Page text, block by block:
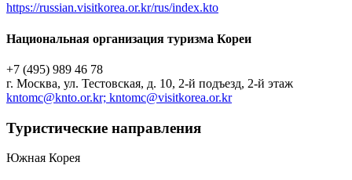
https://russian.visitkorea.or.kr/rus/index.kto
Национальная организация туризма Кореи
+7 (495) 989 46 78
г. Москва, ул. Тестовская, д. 10, 2-й подъезд, 2-й этаж
kntomc@knto.or.kr; kntomc@visitkorea.or.kr
Туристическиe направления
Южная Корея